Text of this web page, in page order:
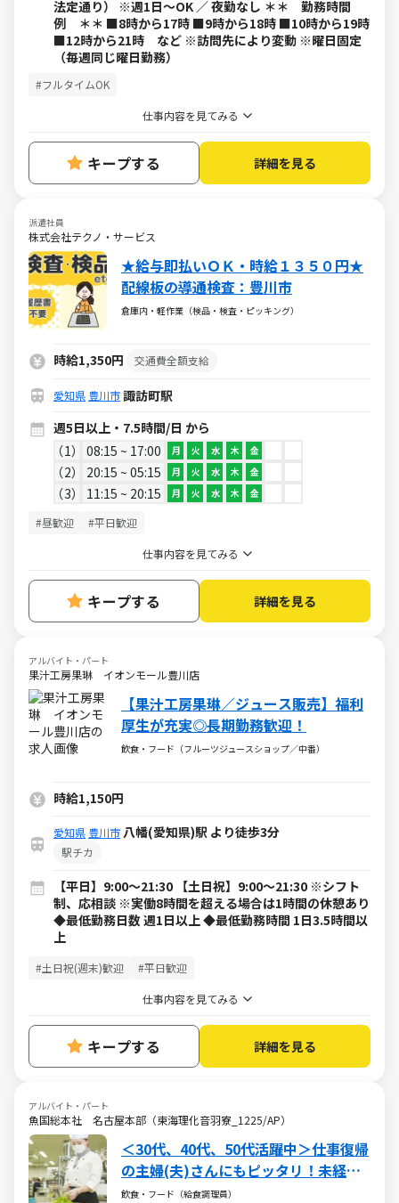
法定通り） ※週1日～OK ／ 夜勤なし ＊＊ 勤務時間
例 ＊＊ ■8時から17時 ■9時から18時 ■10時から19時
■12時から21時 など ※訪問先により変動 ※曜日固定
（毎週同じ曜日勤務）
#フルタイムOK
仕事内容を見てみる
キープする 詳細を見る
派遣社員
株式会社テクノ・サービス
★給与即払いＯＫ・時給１３５０円★
配線板の導通検査：豊川市
倉庫内・軽作業（検品・検査・ピッキング）
時給1,350円 交通費全額支給
愛知県 豊川市諏訪町駅
週5日以上・7.5時間/日 から
1
08:15 ~ 17:00 月 火 水 木 金
2 20:15 ~ 05:15 月 火 水 木 金
3 11:15 ~ 20:15 月 火 水 木 金
#昼歓迎 #平日歓迎
仕事内容を見てみる
キープする 詳細を見る
アルバイト・パート
果汁工房果琳 イオンモール豊川店
【果汁工房果琳／ジュース販売】福利
厚生が充実◎長期勤務歓迎！
飲食・フード（フルーツジュースショップ／中番）
時給1,150円
愛知県 豊川市八幡(愛知県)駅 より徒歩3分
駅チカ
【平日】9:00～21:30 【土日祝】9:00～21:30 ※シフト
制、応相談 ※実働8時間を超える場合は1時間の休憩あり
◆最低勤務日数 週1日以上 ◆最低勤務時間 1日3.5時間以
上
#土日祝(週末)歓迎 #平日歓迎
仕事内容を見てみる
キープする 詳細を見る
アルバイト・パート
魚国総本社 名古屋本部（東海理化音羽寮_1225/AP）
＜30代、40代、50代活躍中＞仕事復帰
の主婦(夫)さんにもピッタリ！未経験
からのチャレンジもok！
飲食・フード（給食調理員）